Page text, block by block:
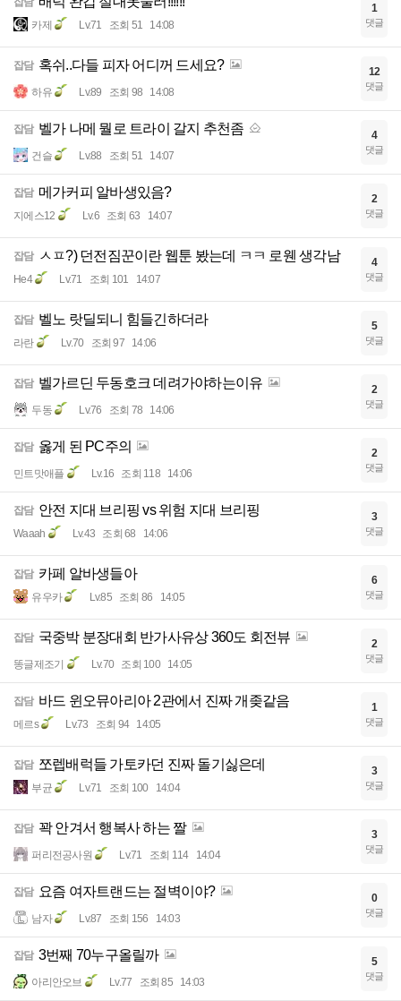
카제 Lv.71 조회 51 14:08
1
댓글
잡담 혹쉬..다들 피자 어디꺼 드세요?
하유 Lv.89 조회 98 14:08
12
댓글
잡담 벨가 나메 뭘로 트라이 갈지 추천좀
건슬 Lv.88 조회 51 14:07
4
댓글
잡담 메가커피 알바생있음?
지에스12 Lv.6 조회 63 14:07
2
댓글
잡담 ㅅㅍ?) 던전짐꾼이란 웹툰 봤는데 ㅋㅋ 로웬 생각남
He4 Lv.71 조회 101 14:07
4
댓글
잡담 벨노 랏딜되니 힘들긴하더라
라란 Lv.70 조회 97 14:06
5
댓글
잡담 벨가르딘 두동호크 데려가야하는이유
두동 Lv.76 조회 78 14:06
2
댓글
잡담 옳게 된 PC주의
민트맛애플 Lv.16 조회 118 14:06
2
댓글
잡담 안전 지대 브리핑 vs 위험 지대 브리핑
Waaah Lv.43 조회 68 14:06
3
댓글
잡담 카페 알바생들아
유우카 Lv.85 조회 86 14:05
6
댓글
잡담 국중박 분장대회 반가사유상 360도 회전뷰
똥글제조기 Lv.70 조회 100 14:05
2
댓글
잡담 바드 윈오뮤아리아 2관에서 진짜 개좆같음
메르s Lv.73 조회 94 14:05
1
댓글
잡담 쪼렙배럭들 가토카던 진짜 돌기싫은데
부균 Lv.71 조회 100 14:04
3
댓글
잡담 꽉 안겨서 행복사 하는 짤
퍼리전공사원 Lv.71 조회 114 14:04
3
댓글
잡담 요즘 여자트랜드는 절벽이야?
남자 Lv.87 조회 156 14:03
0
댓글
잡담 3번째 70누구올릴까
아리안오브 Lv.77 조회 85 14:03
5
댓글